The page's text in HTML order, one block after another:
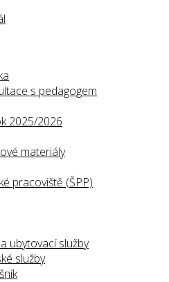
s pedagogem
2025/2026
materiály
pracoviště (ŠPP)
ubytovací služby
služby